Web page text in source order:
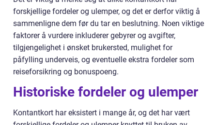
forskjellige fordeler og ulemper, og det er derfor viktig å
sammenligne dem før du tar en beslutning. Noen viktige
faktorer å vurdere inkluderer gebyrer og avgifter,
tilgjengelighet i ønsket brukersted, mulighet for
påfylling underveis, og eventuelle ekstra fordeler som
reiseforsikring og bonuspoeng.
Historiske fordeler og ulemper
Kontantkort har eksistert i mange år, og det har vært